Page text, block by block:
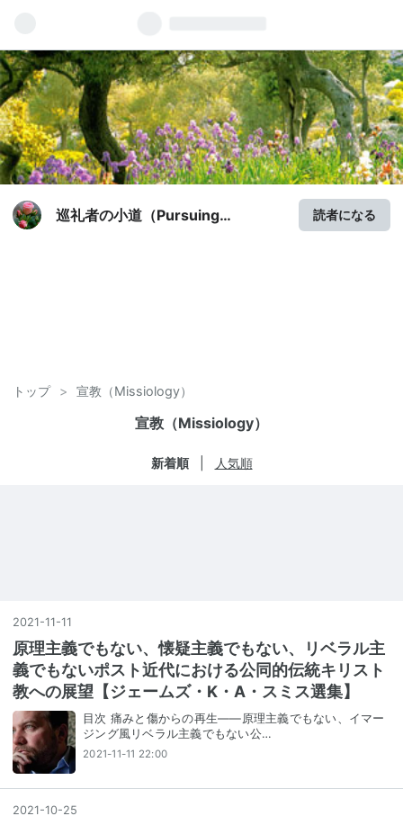
巡礼者の小道（Pursuing
読者になる
トップ > 宣教（Missiology）
宣教（Missiology）
新着順 人気順
2021 -11 -11
原理主義でもない、懐疑主義でもない、リベラル主
義でもないポスト近代における公同的伝統キリスト
教への展望【ジェームズ・K・A・スミス選集】
目次 痛みと傷からの再生――原理主義でもない、イマー
ジング風リベラル主義でもない公…
2021-11-11 22:00
2021-10-25